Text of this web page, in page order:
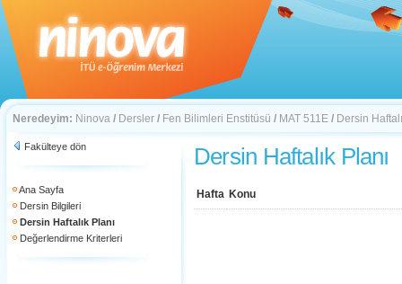
Neredeyim: Ninova / Dersler / Fen Bilimleri Enstitüsü / MAT 511E / Dersin
Fakülteye dön
Ana Sayfa
Dersin Bilgileri
Dersin Haftalık Planı
Değerlendirme Kriterleri
Dersin Haftalık Planı
Hafta Konu